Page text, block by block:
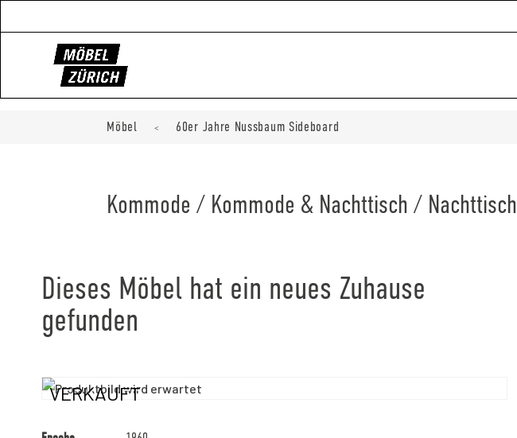
Möbel < 60er Jahre Nussbaum Sideboard
Kommode / Kommode & Nachttisch / Nachttisch
Dieses Möbel hat ein neues Zuhause
gefunden
VERKAUFT